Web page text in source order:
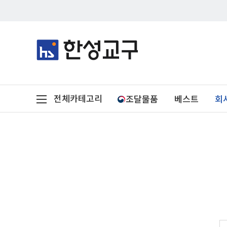
전체카테고리 조달물품 베스트 회